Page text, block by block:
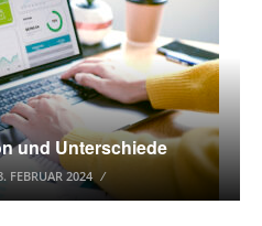
und Unterschiede
FEBRUAR 2024